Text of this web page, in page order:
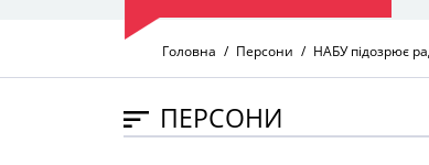
Головна Персони НАБУ підозрює
ПЕРСОНИ